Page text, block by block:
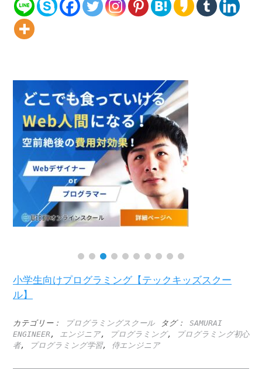
小学生向けプログラミング【テックキッズスクー
ル】
カテゴリー： プログラミングスクール タグ： SAMURAI
ENGINEER, エンジニア, プログラミング,
プログラミング初心
者, プログラミング学習, 侍エンジニア